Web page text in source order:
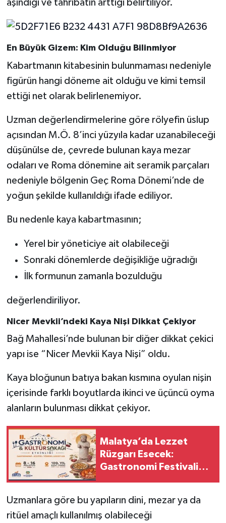
aşındığı ve tahribatın arttığı belirtiliyor.
En Büyük Gizem: Kim Olduğu Bilinmiyor
Kabartmanın kitabesinin bulunmaması nedeniyle
figürün hangi döneme ait olduğu ve kimi temsil
ettiği net olarak belirlenemiyor.
Uzman değerlendirmelerine göre rölyefin üslup
açısından M.Ö. 8’inci yüzyıla kadar uzanabileceği
düşünülse de, çevrede bulunan kaya mezar
odaları ve Roma dönemine ait seramik parçaları
nedeniyle bölgenin Geç Roma Dönemi’nde de
yoğun şekilde kullanıldığı ifade ediliyor.
Bu nedenle kaya kabartmasının;
Yerel bir yöneticiye ait olabileceği
Sonraki dönemlerde değişikliğe uğradığı
İlk formunun zamanla bozulduğu
değerlendiriliyor.
Nicer Mevkii’ndeki Kaya Nişi Dikkat Çekiyor
Bağ Mahallesi’nde bulunan bir diğer dikkat çekici
yapı ise “Nicer Mevkii Kaya Nişi” oldu.
Kaya bloğunun batıya bakan kısmına oyulan nişin
içerisinde farklı boyutlarda ikinci ve üçüncü oyma
alanların bulunması dikkat çekiyor.
Malatya’da Lezzet
Rüzgarı Esecek:
Gastronomi Festivali
Uzmanlara göre bu yapıların dini, mezar ya da
ritüel amaçlı kullanılmış olabileceği